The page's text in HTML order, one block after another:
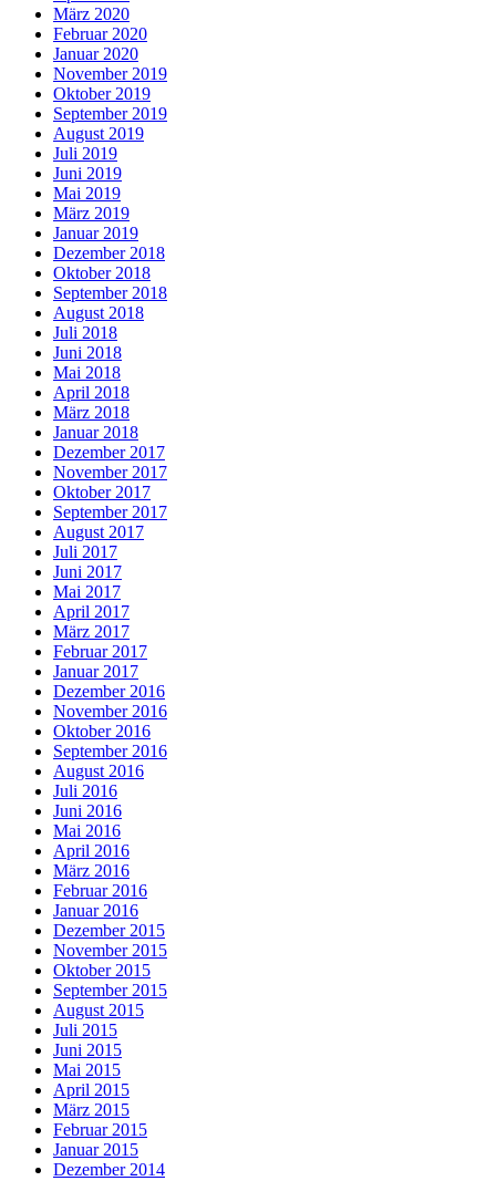
März 2020
Februar 2020
Januar 2020
November 2019
Oktober 2019
September 2019
August 2019
Juli 2019
Juni 2019
Mai 2019
März 2019
Januar 2019
Dezember 2018
Oktober 2018
September 2018
August 2018
Juli 2018
Juni 2018
Mai 2018
April 2018
März 2018
Januar 2018
Dezember 2017
November 2017
Oktober 2017
September 2017
August 2017
Juli 2017
Juni 2017
Mai 2017
April 2017
März 2017
Februar 2017
Januar 2017
Dezember 2016
November 2016
Oktober 2016
September 2016
August 2016
Juli 2016
Juni 2016
Mai 2016
April 2016
März 2016
Februar 2016
Januar 2016
Dezember 2015
November 2015
Oktober 2015
September 2015
August 2015
Juli 2015
Juni 2015
Mai 2015
April 2015
März 2015
Februar 2015
Januar 2015
Dezember 2014